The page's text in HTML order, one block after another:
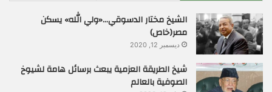
الشيخ مختار الدسوقي…«ولي الله» يسكن
مصر(خاص)
ديسمبر 12, 2020
شيخ الطريقة العزمية يبعث برسائل هامة لشيوخ
الصوفية بالعالم